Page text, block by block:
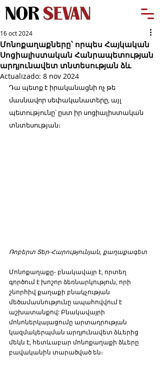
Մոնոքաղաքները՝ որպես Հայկական
Սոցիալիստական Հանրապետության
արդյունավետ տնտեսության ձև
16 oct 2024
Actualizado: 8 nov 2024
Դա պետք է իրականացնի ոչ թե
մասնավոր սեփականատերը, այլ
պետությունը՝ ըստ իր սոցիալիստական
տնտեսության։
Ռոբերտ Տեր-Հարությունյան, քաղաքագետ
Մոնոքաղաքը- բնակավայր է, որտեղ
գործում է խոշոր ձեռնարկություն, որի
շնորհիվ քաղաքի բնակչության
մեծամասնությունը ապահովվում է
աշխատանքով: Բնակավայրի
մոնոներկայացումը արտադրության
կազմակերպման արդյունավետ ձևերից
մեկն է, հետևաբար մոնոքաղաքի ձևերը
բավականին տարածված են։